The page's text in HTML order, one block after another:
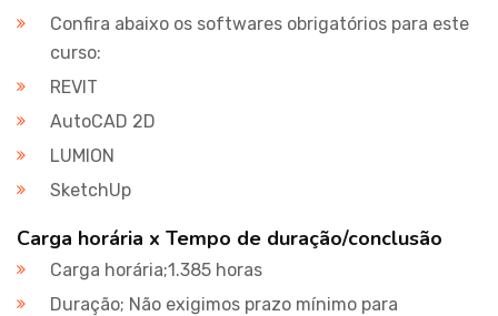
Confira abaixo os softwares obrigatórios para este
curso:
REVIT
AutoCAD 2D
LUMION
SketchUp
Carga horária x Tempo de duração/conclusão
Carga horária;1.385 horas
Duração; Não exigimos prazo mínimo para